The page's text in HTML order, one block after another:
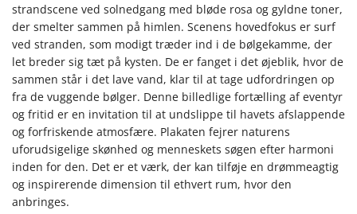
strandscene ved solnedgang med bløde rosa og gyldne toner,
der smelter sammen på himlen. Scenens hovedfokus er surf
ved stranden, som modigt træder ind i de bølgekamme, der
let breder sig tæt på kysten. De er fanget i det øjeblik, hvor de
sammen står i det lave vand, klar til at tage udfordringen op
fra de vuggende bølger. Denne billedlige fortælling af eventyr
og fritid er en invitation til at undslippe til havets afslappende
og forfriskende atmosfære. Plakaten fejrer naturens
uforudsigelige skønhed og menneskets søgen efter harmoni
inden for den. Det er et værk, der kan tilføje en drømmeagtig
og inspirerende dimension til ethvert rum, hvor den
anbringes.